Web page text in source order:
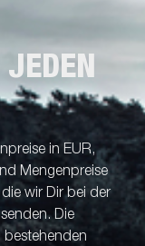
in EUR,
Mengenpreise
wir Dir bei der
Die